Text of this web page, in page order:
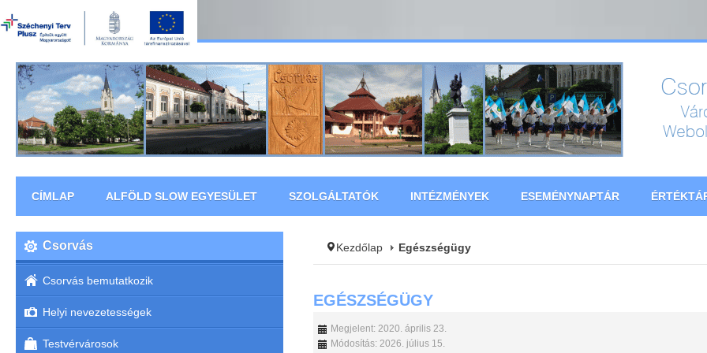
CÍMLAP ALFÖLD SLOW EGYESÜLET SZOLGÁLTATÓK INTÉZMÉNYEK ESEMÉNYNAPTÁR
Kezdőlap Egészségügy
EGÉSZSÉGÜGY
Megjelent: 2020. április 23.
Módosítás: 2026. július 15.
Csorvás
Csorvás bemutatkozik
Helyi nevezetességek
Testvérvárosok